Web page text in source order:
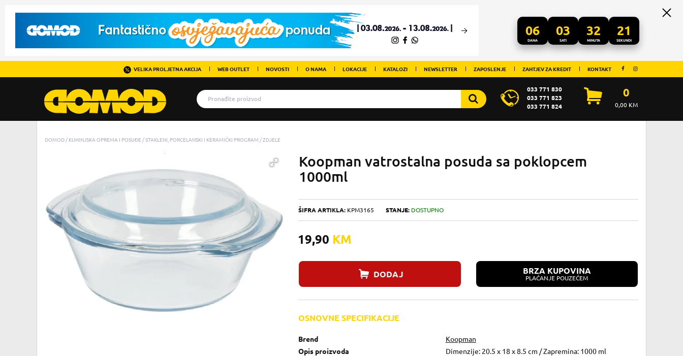
06
DANA
03
SATI
32
MINUTA
21
SEKUNDI
VELIKA PROLJETNA AKCIJA WEB OUTLET NOVOSTI O NAMA LOKACIJE KATALOZI NEWSLETTER ZAPOSLENJE ZAHTJEV ZA KREDIT KONTAKT
033 771 830
033 771 823
033 771 824
0
0,00KM
DOMOD KUHINJSKA OPREMA I POSUĐE STAKLENI, PORCELANSKI I KERAMIČKI PROGRAM ZDJELE
Koopman vatrostalna posuda sa poklopcem
1000ml
ŠIFRA ARTIKLA: KPM3165 STANJE: DOSTUPNO
19,90 KM
DODAJ BRZA KUPOVINA
PLAĆANJE POUZEĆEM
OSNOVNE SPECIFIKACIJE
Brend
Koopman
Opis proizvoda
Dimenzije: 20.5 x 18 x 8.5 cm / Zapremina: 1000 ml